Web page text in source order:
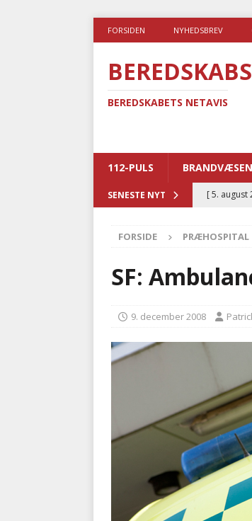
FORSIDEN NYHEDSBREV
BEREDSKABETS NETAVIS
112-PULS BRANDVÆSEN
SENESTE NYT [ 5. august
[ 5. august
[ 4. august
[ 4.
FORSIDE PRÆHOSPITAL
SF:
9. december 2008